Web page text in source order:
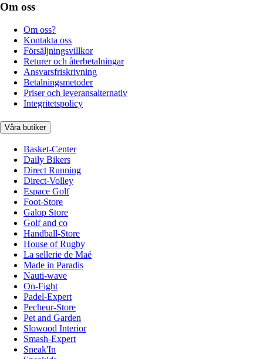
Om oss
Om oss?
Kontakta oss
Försäljningsvillkor
Returer och återbetalningar
Ansvarsfriskrivning
Betalningsmetoder
Priser och leveransalternativ
Integritetspolicy
Våra butiker
Basket-Center
Daily Bikers
Direct Running
Direct-Volley
Espace Golf
Foot-Store
Galop Store
Golf and co
Handball-Store
House of Rugby
La sellerie de Maé
Made in Paradis
Nauti-wave
On-Fight
Padel-Expert
Pecheur-Store
Pet and Garden
Slowood Interior
Smash-Expert
Sneak'In